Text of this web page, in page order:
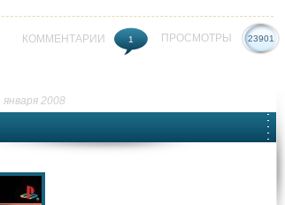
ПРОСМОТРЫ 23901
КОММЕНТАРИИ 1
января 2008